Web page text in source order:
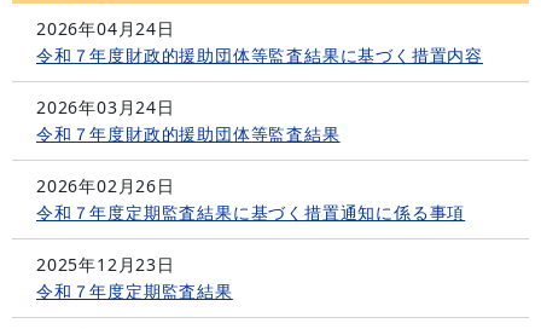
2026年04月24日
令和７年度財政的援助団体等監査結果に基づく措置内容
2026年03月24日
令和７年度財政的援助団体等監査結果
2026年02月26日
令和７年度定期監査結果に基づく措置通知に係る事項
2025年12月23日
令和７年度定期監査結果